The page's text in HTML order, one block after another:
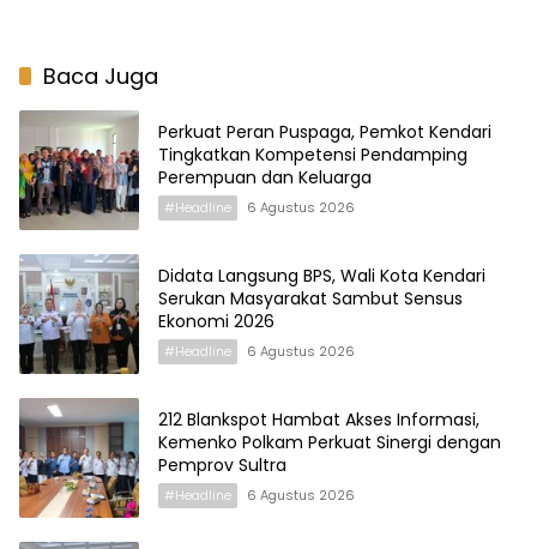
Baca Juga
Perkuat Peran Puspaga, Pemkot Kendari
Tingkatkan Kompetensi Pendamping
Perempuan dan Keluarga
#Headline 6 Agustus 2026
Didata Langsung BPS, Wali Kota Kendari
Serukan Masyarakat Sambut Sensus
Ekonomi 2026
#Headline 6 Agustus 2026
212 Blankspot Hambat Akses Informasi,
Kemenko Polkam Perkuat Sinergi dengan
Pemprov Sultra
#Headline 6 Agustus 2026